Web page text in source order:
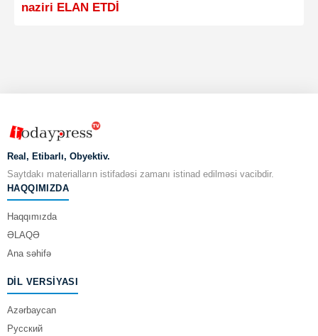
naziri ELAN ETDİ
Real, Etibarlı, Obyektiv.
Saytdakı materialların istifadəsi zamanı istinad edilməsi vacibdir.
HAQQIMIZDA
Haqqımızda
ƏLAQƏ
Ana səhifə
DIL VERSIYASI
Azərbaycan
Русский